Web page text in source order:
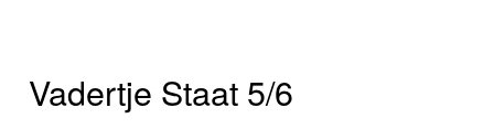
Vadertje Staat 5/6